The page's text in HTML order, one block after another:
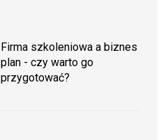
Firma szkoleniowa a biznes
plan - czy warto go
przygotować?